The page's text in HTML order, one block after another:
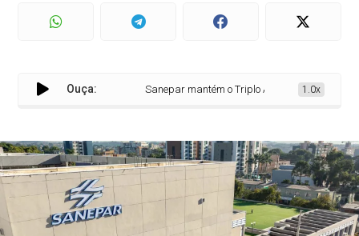
Ouça: Sanepar mantém o Triplo A, topo da escala da
1.0x